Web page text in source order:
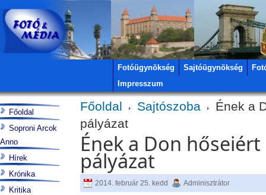
Fotóügynökség Sajtóügynökség
Impresszum
Főoldal Sajtószoba
Ének a
pályázat
Ének a Don
pályázat
2014. február 25. kedd Adminisztrátor
Főoldal
Soproni Arcok
Anno
Hírek
Krónika
Kritika